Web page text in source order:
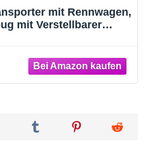
mit Rennwagen,
mit Verstellbarer
6 Jahren 60410